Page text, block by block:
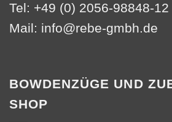
Tel: +49 (0) 2056-98848-12
Mail: info@rebe-gmbh.de
BOWDENZÜGE UND
SHOP